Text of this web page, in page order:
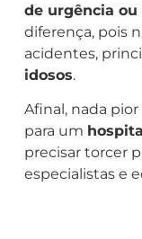
de urgência ou
diferença, pois
acidentes,
idosos.
Afinal, nada
para um
precisar torcer
especialistas e